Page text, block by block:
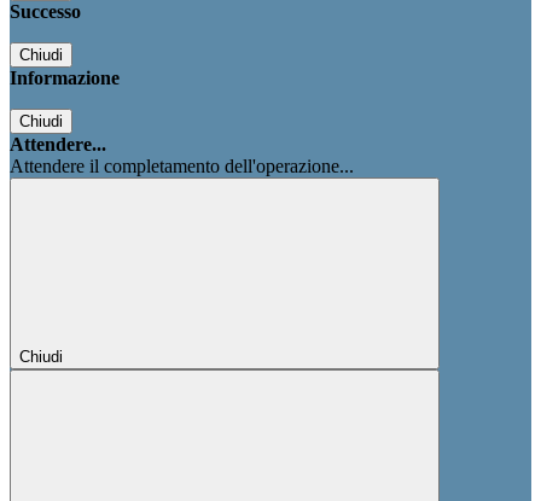
Successo
Chiudi
Informazione
Chiudi
Attendere...
Attendere il completamento dell'operazione...
Chiudi